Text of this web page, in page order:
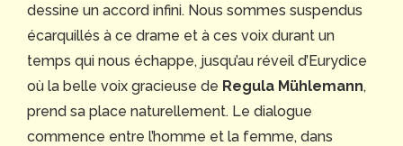
dessine un accord infini. Nous sommes suspendus
écarquillés à ce drame et à ces voix durant un
temps qui nous échappe, jusqu’au réveil d’Eurydice
où la belle voix gracieuse de Regula Mühlemann,
prend sa place naturellement. Le dialogue
commence entre l’homme et la femme, dans